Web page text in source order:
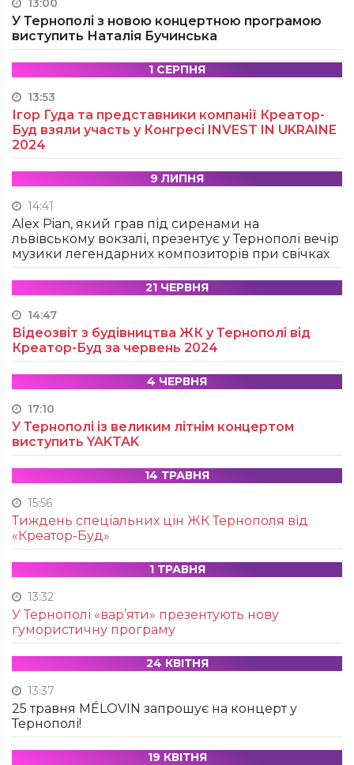
У Тернополі з новою концертною програмою
виступить Наталія Бучинська
1 СЕРПНЯ
13:53
Ігор Гуда та представники компанії Креатор-
Буд взяли участь у Конгресі INVEST IN UKRAINE
2024
9 ЛИПНЯ
14:41
Alex Pian, який грав під сиренами на
львівському вокзалі, презентує у Тернополі вечір
музики легендарних композиторів при свічках
21 ЧЕРВНЯ
14:47
Відеозвіт з будівництва ЖК у Тернополі від
Креатор-Буд за червень 2024
4 ЧЕРВНЯ
17:10
У Тернополі із великим літнім концертом
виступить YAKTAK
14 ТРАВНЯ
15:56
Тиждень спеціальних цін ЖК Тернополя від
«Креатор-Буд»
1 ТРАВНЯ
13:32
У Тернополі «вар’яти» презентують нову
гумористичну програму
24 КВІТНЯ
13:37
25 травня MÉLOVIN запрошує на концерт у
Тернополі!
19 КВІТНЯ